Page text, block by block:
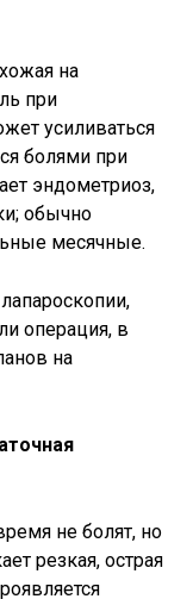
на
при
усиливаться
болями при
эндометриоз,
обычно
месячные.
операция, в
на
не болят, но
резкая, острая